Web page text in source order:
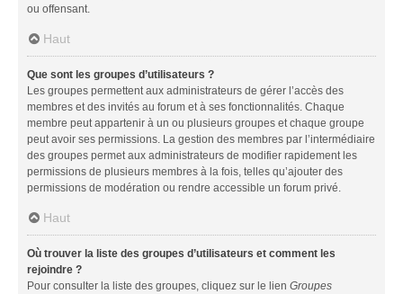
ou offensant.
Haut
Que sont les groupes d’utilisateurs ?
Les groupes permettent aux administrateurs de gérer l’accès des
membres et des invités au forum et à ses fonctionnalités. Chaque
membre peut appartenir à un ou plusieurs groupes et chaque groupe
peut avoir ses permissions. La gestion des membres par l’intermédiaire
des groupes permet aux administrateurs de modifier rapidement les
permissions de plusieurs membres à la fois, telles qu’ajouter des
permissions de modération ou rendre accessible un forum privé.
Haut
Où trouver la liste des groupes d’utilisateurs et comment les
rejoindre ?
Pour consulter la liste des groupes, cliquez sur le lien Groupes